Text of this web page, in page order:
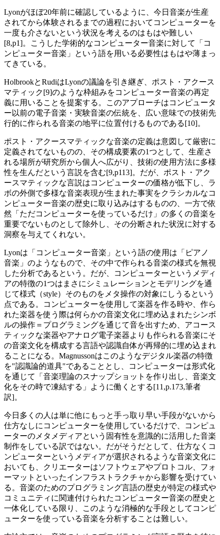
Lyonがほぼ20年前に確認しているように、今日音楽が生産
されてから体験されるまでの過程においてコンピューターを
一度も介さないという状況を考えるのはもはや難しい
[8,p1]。こうした学術的なコンピューター音楽に対して「コ
ンピューター音楽」という語を用いる必要性はもはや薄まっ
てきている。
HolbrookとRudiはLyonの議論を引き継ぎ、ポスト・アクース
マティック[9]のような枠組みをコンピューター音楽の再定
義に用いることを提案する。このアプローチはコンピュータ
ー以前の電子音楽・実験音楽の伝統を、広い意味での技術先
行的に作られる音楽の地平に位置付けるものである[10]。
ポスト・アクースマティックな音楽の定義は意図して厳密に
定義されてないものの、その構成要素の1つとして、生産さ
れる場所が研究所から個人へ広がり、技術の使用方法に多様
性を生んだという言説を含む[9,p113]。だが、ポスト・アク
ースマティックな言説はコンピューターの価格が低下し、ラ
ボの外側で多様な音楽表現が生まれた事実をクラシカルなコ
ンピューター音楽の歴史に取り込みはするものの、一方で依
然「ただコンピューターを使っているだけ」の多くの音楽を
重要でないものとして除外し、その分断された状況に対する
洞察を与えてくれない。
Lyonは「コンピューター音楽」という語の使用は「ピアノ
音楽」のようなもので、その中で作られる音楽の様式を無視
した分析であるという。だが、コンピューターというメディ
アの特徴の1つはまさにシミュレーションとモデリングを通
じて様式（style）そのものをメタ操作の対象にしうるという
点である。コンピューターを使用して楽器を作る時や、作ら
れた楽器を使う際は何らかの音楽文化に埋め込まれたシンボ
ルの操作＝プログラミングを通じて音を出すため、アコース
ティックな楽器やアナログ電子楽器よりも作られる音楽にそ
の音楽文化を構成する言語や認識自体が再帰的に埋め込まれ
ることになる。Magnussonはこのようなデジタル楽器の特徴
を"認識論的道具"であることとし、コンピューターは形式化
を通じて「音楽理論のスナップショットを作り出し、音楽文
化をその時で凍結する」ように働くとする[11,p.173,筆者
訳]。
今日多くの人は単に他にもっと手っ取り早い手段がないから
仕方なしにコンピューターを使用しているだけで、コンピュ
ーターのメタメディアという固有性を意識的に活用した音楽
制作をしている訳ではない。だがそうだとして、仕方なくコ
ンピューターというメディアが選択されるような音楽文化に
おいても、クリエーターはソフトウェアやプロトコル、フォ
ーマットといったインフラストラクチャから影響を受けてい
る。音楽のためのプログラミング言語の歴史が特定の様式や
コミュニティに関連付けられたコンピューター音楽の歴史と
一体化している限り、このような消極的な手段としてコンピ
ューターを使っている音楽を分析することは難しい。